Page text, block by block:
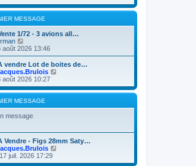
m
s
a
n
e
r
a
e
r
l
e
e
n
i
e
r
m
e
s
a
e
n
s
u
l
t
r
l
e
d
e
n
i
e
r
m
s
s
a
g
MESSAGE
1/72 - 3 avions all…
o
n
s
u
l
e
r
l
e
d
r
n
i
e
août 2026 13:46
vendre Lot de boites de…
n
s
l
e
août 2026 10:27
MESSAGE
message
Vendre - Figs 28mm Saty…
n
juil. 2026 17:29